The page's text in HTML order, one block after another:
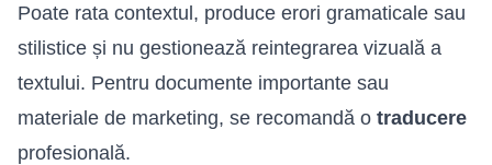
Poate rata contextul, produce erori gramaticale sau
stilistice și nu gestionează reintegrarea vizuală a
textului. Pentru documente importante sau
materiale de marketing, se recomandă o traducere
profesională.